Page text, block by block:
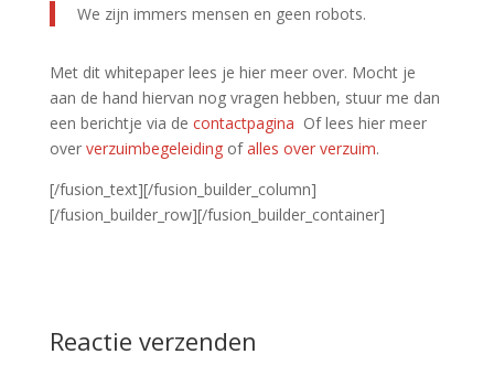
We zijn immers mensen en geen robots.
Met dit whitepaper lees je hier meer over. Mocht je
aan de hand hiervan nog vragen hebben, stuur me dan
een berichtje via de contactpagina Of lees hier meer
over verzuimbegeleiding ofalles over verzuim.
[/fusion_text][/fusion_builder_column]
[/fusion_builder_row][/fusion_builder_container]
Reactie verzenden